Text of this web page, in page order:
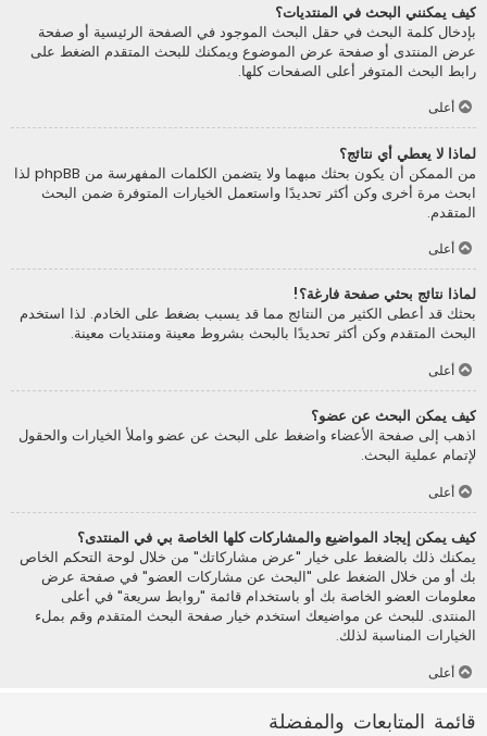
كيف يمكنني البحث في المنتديات؟
بإدخال كلمة البحث في حقل البحث الموجود في الصفحة الرئيسية أو صفحة
عرض المنتدى أو صفحة عرض الموضوع ويمكنك للبحث المتقدم الضغط على
رابط البحث المتوفر أعلى الصفحات كلها.
أعلى
لماذا لا يعطي أي نتائج؟
من الممكن أن يكون بحثك مبهما ولا يتضمن الكلمات المفهرسة من phpBB لذا
ابحث مرة أخرى وكن أكثر تحديدًا واستعمل الخيارات المتوفرة ضمن البحث
المتقدم.
أعلى
لماذا نتائج بحثي صفحة فارغة؟!
بحثك قد أعطى الكثير من النتائج مما قد يسبب بضغط على الخادم. لذا استخدم
البحث المتقدم وكن أكثر تحديدًا بالبحث بشروط معينة ومنتديات معينة.
أعلى
كيف يمكن البحث عن عضو؟
اذهب إلى صفحة الأعضاء واضغط على البحث عن عضو واملأ الخيارات والحقول
لإتمام عملية البحث.
أعلى
كيف يمكن إيجاد المواضيع والمشاركات كلها الخاصة بي في المنتدى؟
يمكنك ذلك بالضغط على خيار "عرض مشاركاتك" من خلال لوحة التحكم الخاص
بك أو من خلال الضغط على "البحث عن مشاركات العضو" في صفحة عرض
معلومات العضو الخاصة بك أو باستخدام قائمة "روابط سريعة" في أعلى
المنتدى. للبحث عن مواضيعك استخدم خيار صفحة البحث المتقدم وقم بملء
الخيارات المناسبة لذلك.
أعلى
قائمة المتابعات والمفضلة